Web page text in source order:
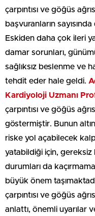
çarpıntısı ve göğüs
başvuranların
Eskiden daha çok ileri
damar sorunları,
sağlıksız beslenme ve
tehdit eder hale geldi.
Kardiyoloji Uzmanı
çarpıntısı ve göğüs
göstermiştir. Bunun
riske yol açabilecek
yatabildiği için, gereksiz
durumları da
büyük önem
çarpıntısı ve göğüs
anlattı, önemli uyarılar